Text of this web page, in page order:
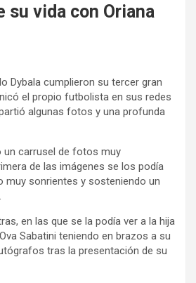
su vida con Oriana
Dybala cumplieron su tercer gran
el propio futbolista en sus redes
algunas fotos y una profunda
un carrusel de fotos muy
de las imágenes se los podía
muy sonrientes y sosteniendo un
en las que se la podía ver a la hija
Sabatini teniendo en brazos a su
tras la presentación de su